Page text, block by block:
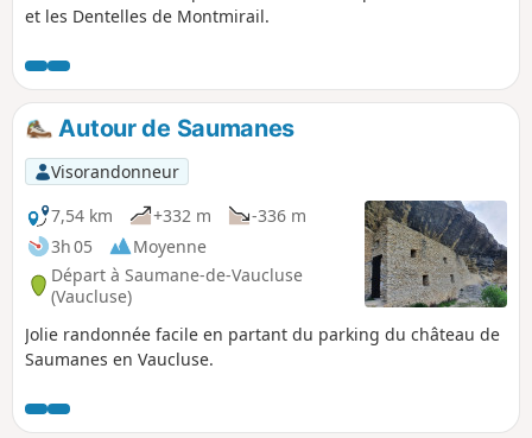
et les Dentelles de Montmirail.
Autour de Saumanes
Visorandonneur
7,54 km
+332 m
-336 m
3h 05
Moyenne
Départ à Saumane-de-Vaucluse
(Vaucluse)
Jolie randonnée facile en partant du parking du château de
Saumanes en Vaucluse.